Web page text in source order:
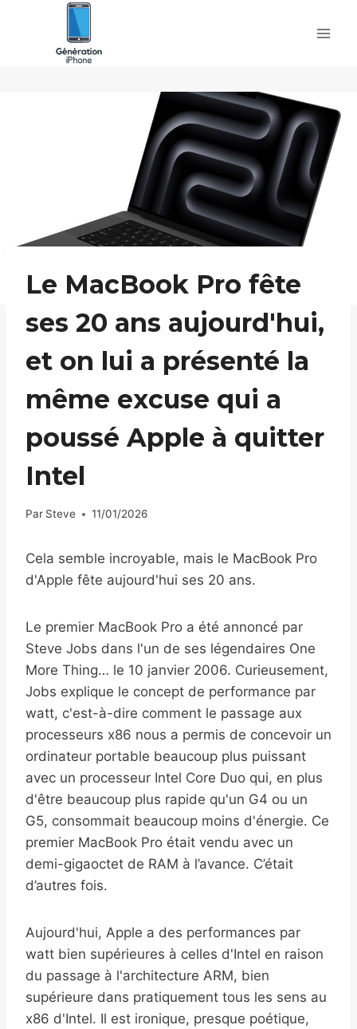
Le MacBook Pro fête
ses 20 ans aujourd'hui,
et on lui a présenté la
même excuse qui a
poussé Apple à quitter
Intel
Par Steve 11/01/2026
Cela semble incroyable, mais le MacBook Pro
d'Apple fête aujourd'hui ses 20 ans.
Le premier MacBook Pro a été annoncé par
Steve Jobs dans l'un de ses légendaires One
More Thing… le 10 janvier 2006. Curieusement,
Jobs explique le concept de performance par
watt, c'est-à-dire comment le passage aux
processeurs x86 nous a permis de concevoir un
ordinateur portable beaucoup plus puissant
avec un processeur Intel Core Duo qui, en plus
d'être beaucoup plus rapide qu'un G4 ou un
G5, consommait beaucoup moins d'énergie. Ce
premier MacBook Pro était vendu avec un
demi-gigaoctet de RAM à l’avance. C’était
d’autres fois.
Aujourd'hui, Apple a des performances par
watt bien supérieures à celles d'Intel en raison
du passage à l'architecture ARM, bien
supérieure dans pratiquement tous les sens au
x86 d'Intel. Il est ironique, presque poétique,